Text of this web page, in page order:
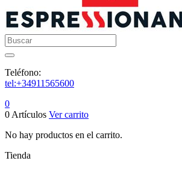
Buscar
Teléfono:
tel:+34911565600
0
0 Artículos Ver carrito
No hay productos en el carrito.
Tienda